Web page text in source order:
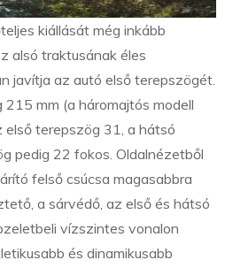
kiállását még inkább
alsó traktusának éles
javítja az autó első terepszögét.
mm (a háromajtós modell
terepszög 31, a hátsó
pedig 22 fokos. Oldalnézetből
felső csúcsa magasabbra
a sárvédő, az első és hátsó
vízszintes vonalon
és dinamikusabb